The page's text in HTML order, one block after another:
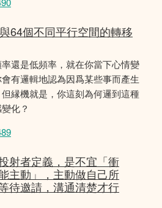
64個不同平行空間的轉移
還是低頻率，就在你當下心情變
有邏輯地認為因爲某些事而產生
縁機就是，你這刻為何邏到這種
化？
射者定義，是不宜「衝
主動」，主動做自己所
待邀請，溝通清楚才行